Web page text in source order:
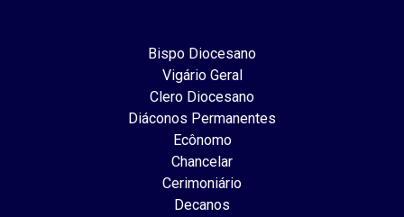
Bispo Diocesano
Vigário Geral
Clero Diocesano
Diáconos Permanentes
Ecônomo
Chancelar
Cerimoniário
Decanos